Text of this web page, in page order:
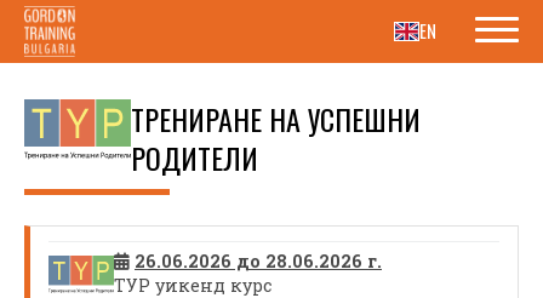
EN
ТРЕНИРАНЕ НА УСПЕШНИ
РОДИТЕЛИ
26.06.2026 до 28.06.2026 г.
ТУР уикенд курс